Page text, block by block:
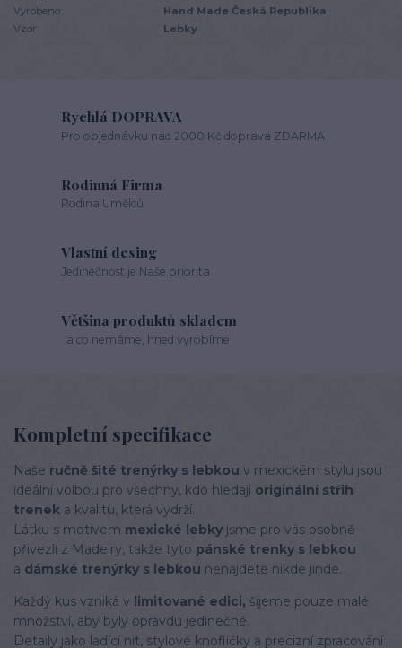
Vyrobeno:
Hand Made Česká Republika
Vzor:
Lebky
Rychlá DOPRAVA
Pro objednávku nad 2000 Kč doprava ZDARMA
Rodinná Firma
Rodina Umělců
Vlastní desing
Jedinečnost je Naše priorita
Většina produktů skladem
..a co nemáme, hned vyrobíme
Kompletní specifikace
Naše ručně šité trenýrky s lebkou v mexickém stylu jsou
ideální volbou pro všechny, kdo hledají originální střih
trenek a kvalitu, která vydrží.
Látku s motivem mexické lebky jsme pro vás osobně
přivezli z Madeiry, takže tyto pánské trenky s lebkou
a dámské trenýrky s lebkou nenajdete nikde jinde.
Každý kus vzniká v limitované edici, šijeme pouze malé
množství, aby byly opravdu jedinečné.
Detaily jako ladící nit, stylové knoflíčky a precizní zpracování